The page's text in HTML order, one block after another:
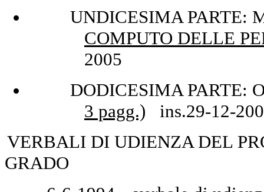
UNDICESIMA PARTE:
COMPUTO DELLE
2005
DODICESIMA PARTE:
3 pagg.)
ins.29-12-
VERBALI DI UDIENZA DEL
GRADO